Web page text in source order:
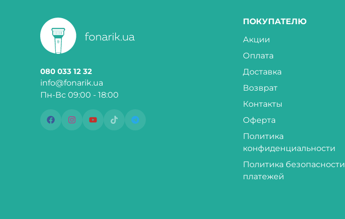
080 033 12 32
info@fonarik.ua
Пн-Вс 09:00 - 18:00
ПОКУПАТЕЛЮ
Акции
Оплата
Доставка
Возврат
Контакты
Оферта
Политика
конфиденциальности
Политика безопасности
платежей